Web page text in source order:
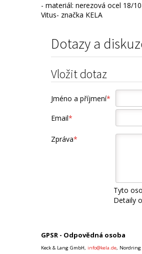
- materiál: nerezová ocel 18/
Vitus- značka KELA
Dotazy a
Vložit dotaz
Jméno a příjmení*
Email*
Zpráva*
Tyto
Detaily
GPSR - Odpovědná osoba
Keck & Lang GmbH, info@kela.de, Nordring